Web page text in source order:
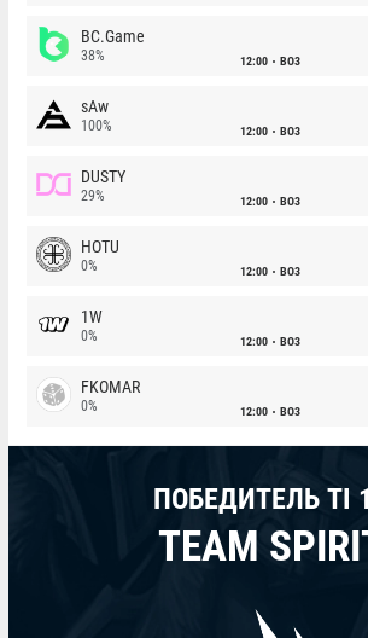
BC.Game
38% 12:00 BO3
sAw
100% 12:00 BO3
DUSTY
29% 12:00 BO3
HOTU
0% 12:00 BO3
1W
0% 12:00 BO3
FKOMAR
0% 12:00 BO3
ПОБЕДИТЕЛЬ TI
TEAM